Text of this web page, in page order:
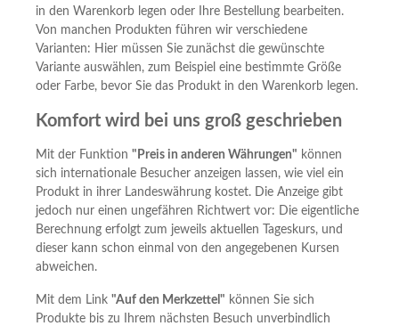
in den Warenkorb legen oder Ihre Bestellung bearbeiten.
Von manchen Produkten führen wir verschiedene
Varianten: Hier müssen Sie zunächst die gewünschte
Variante auswählen, zum Beispiel eine bestimmte Größe
oder Farbe, bevor Sie das Produkt in den Warenkorb legen.
Komfort wird bei uns groß geschrieben
Mit der Funktion "Preis in anderen Währungen" können
sich internationale Besucher anzeigen lassen, wie viel ein
Produkt in ihrer Landeswährung kostet. Die Anzeige gibt
jedoch nur einen ungefähren Richtwert vor: Die eigentliche
Berechnung erfolgt zum jeweils aktuellen Tageskurs, und
dieser kann schon einmal von den angegebenen Kursen
abweichen.
Mit dem Link "Auf den Merkzettel" können Sie sich
Produkte bis zu Ihrem nächsten Besuch unverbindlich